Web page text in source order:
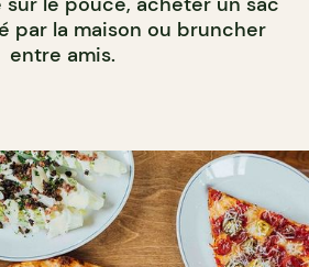
par la maison ou bruncher
entre amis.